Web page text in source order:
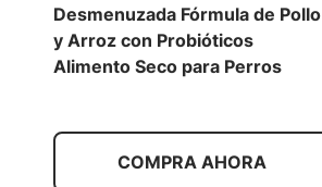
Desmenuzada Fórmula de Pollo
y Arroz con Probióticos
Alimento Seco para Perros
COMPRA AHORA